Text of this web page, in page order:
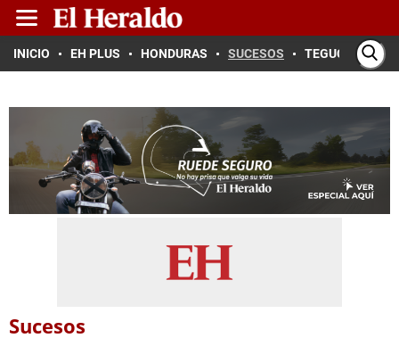
INICIO EH PLUS HONDURAS SUCESOS TEGUCIGALPA
Sucesos